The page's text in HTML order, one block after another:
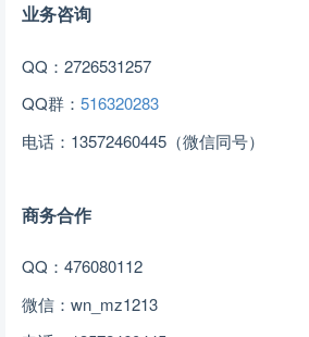
业务咨询
QQ：2726531257
QQ群： 516320283
电话：13572460445（微信同号）
商务合作
QQ：476080112
微信：wn_mz1213